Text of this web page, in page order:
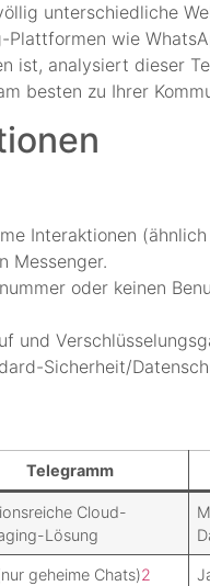
unterschiedliche
wie
ist, analysiert dieser
besten zu Ihrer
Interaktionen
Messenger.
oder keinen
und
Sicherheit/
Telegramm
Cloud-
Lösung
geheime Chats)2